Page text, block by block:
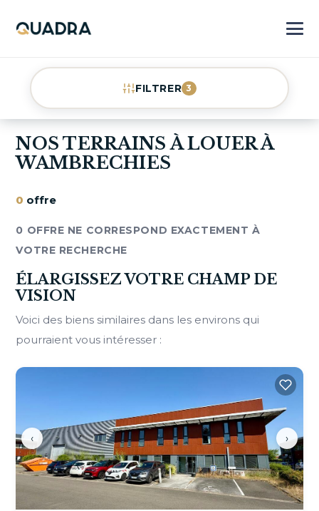
FILTRER 3
NOS TERRAINS À LOUER À
WAMBRECHIES
0 offre
0 OFFRE NE CORRESPOND EXACTEMENT À
VOTRE RECHERCHE
ÉLARGISSEZ VOTRE CHAMP DE
VISION
Voici des biens similaires dans les environs qui
pourraient vous intéresser :
‹ ›